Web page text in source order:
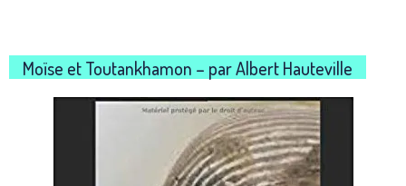
Moïse et Toutankhamon – par Albert Hauteville